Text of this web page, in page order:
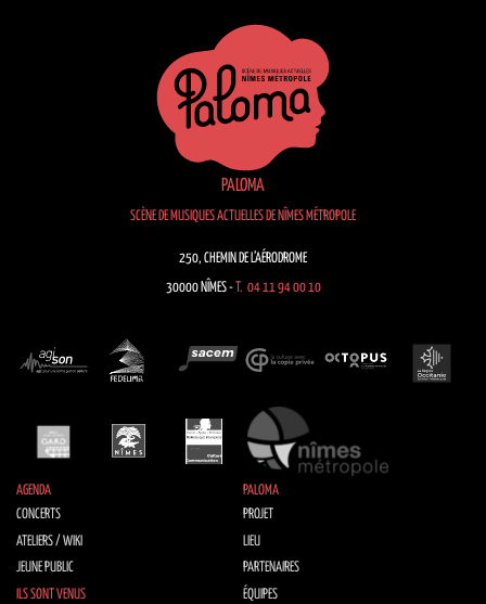
PALOMA
SCÈNE DE MUSIQUES ACTUELLES DE NÎMES MÉTROPOLE
250, CHEMIN DE L’AÉRODROME
30000 NÎMES -T. 04 11 94 00 10
AGENDA
CONCERTS
ATELIERS / WIKI
JEUNE PUBLIC
ILS SONT VENUS
PALOMA
PROJET
LIEU
PARTENAIRES
ÉQUIPES